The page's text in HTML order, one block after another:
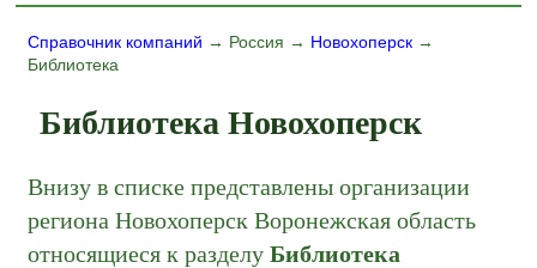
Справочник компаний → Россия → Новохоперск →
Библиотека
Библиотека Новохоперск
Внизу в списке представлены организации
региона Новохоперск Воронежская область
относящиеся к разделуБиблиотека